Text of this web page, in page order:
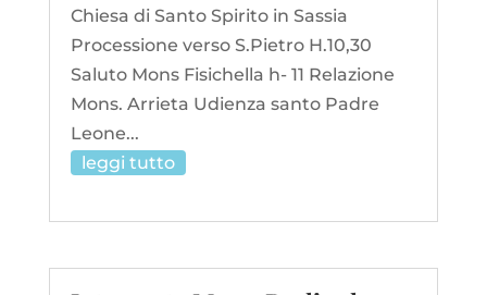
Chiesa di Santo Spirito in Sassia
Processione verso S.Pietro H.10,30
Saluto Mons Fisichella h- 11 Relazione
Mons. Arrieta Udienza santo Padre
Leone...
leggi tutto